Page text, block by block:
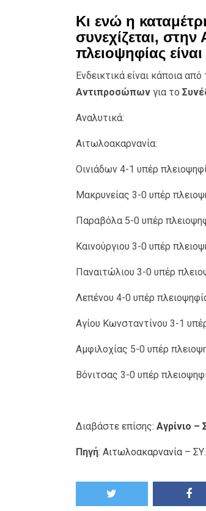
Κι ενώ η
συνεχίζεται,
πλειοψηφίας
Ενδεικτικά είναι κάποια
Αντιπροσώπωνγια το
Αναλυτικά:
Αιτωλοακαρνανία:
Οινιάδων 4-1 υπέρ
Μακρυνείας 3-0 υπέρ
Παραβόλα 5-0 υπέρ
Καινούργιου 3-0 υπέρ
Παναιτώλιου 3-0 υπέρ
Λεπένου 4-0 υπέρ
Αγίου Κωνσταντίνου 3-1
Αμφιλοχίας 5-0 υπέρ
Βόνιτσας 3-0 υπέρ
Διαβάστε επίσης: Αγρίνιο –
Πηγή: Αιτωλοακαρνανία –